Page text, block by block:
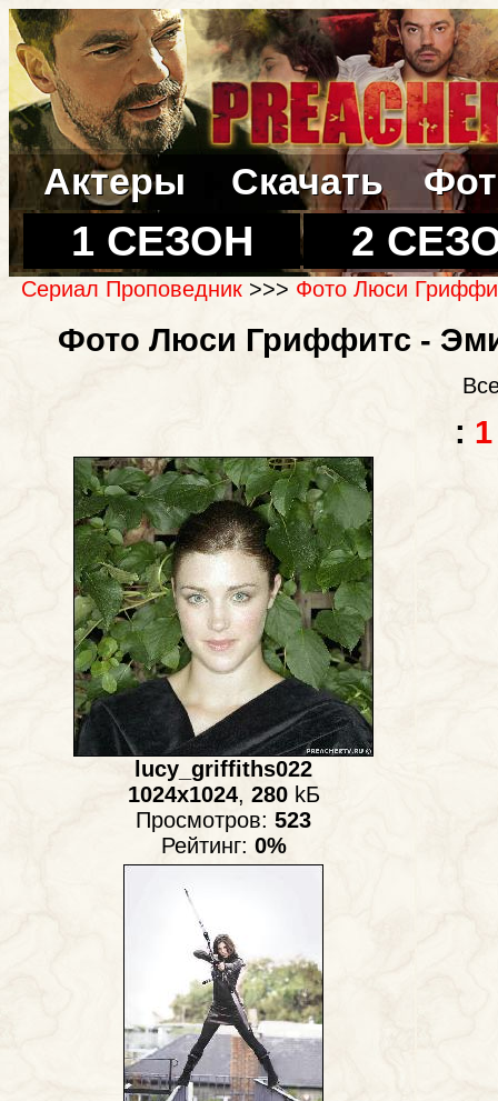
Актеры Скачать
1 СЕЗОН 2
Сериал Проповедник>>> Фото Люси
Фото Люси Гриффитс -
: 1
lucy_griffiths022
1024x1024, 280kБ
Просмотров: 523
Рейтинг: 0%